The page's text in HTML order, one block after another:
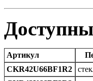
Артикул
CKR42U66BF1R2